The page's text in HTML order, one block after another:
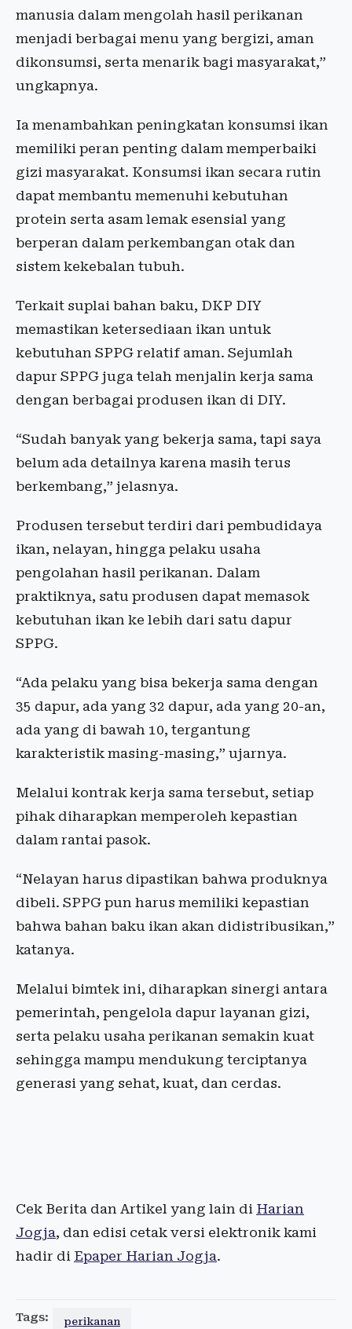
manusia dalam mengolah hasil perikanan
menjadi berbagai menu yang bergizi, aman
dikonsumsi, serta menarik bagi masyarakat,”
ungkapnya.
Ia menambahkan peningkatan konsumsi ikan
memiliki peran penting dalam memperbaiki
gizi masyarakat. Konsumsi ikan secara rutin
dapat membantu memenuhi kebutuhan
protein serta asam lemak esensial yang
berperan dalam perkembangan otak dan
sistem kekebalan tubuh.
Terkait suplai bahan baku, DKP DIY
memastikan ketersediaan ikan untuk
kebutuhan SPPG relatif aman. Sejumlah
dapur SPPG juga telah menjalin kerja sama
dengan berbagai produsen ikan di DIY.
“Sudah banyak yang bekerja sama, tapi saya
belum ada detailnya karena masih terus
berkembang,” jelasnya.
Produsen tersebut terdiri dari pembudidaya
ikan, nelayan, hingga pelaku usaha
pengolahan hasil perikanan. Dalam
praktiknya, satu produsen dapat memasok
kebutuhan ikan ke lebih dari satu dapur
SPPG.
“Ada pelaku yang bisa bekerja sama dengan
35 dapur, ada yang 32 dapur, ada yang 20-an,
ada yang di bawah 10, tergantung
karakteristik masing-masing,” ujarnya.
Melalui kontrak kerja sama tersebut, setiap
pihak diharapkan memperoleh kepastian
dalam rantai pasok.
“Nelayan harus dipastikan bahwa produknya
dibeli. SPPG pun harus memiliki kepastian
bahwa bahan baku ikan akan didistribusikan,”
katanya.
Melalui bimtek ini, diharapkan sinergi antara
pemerintah, pengelola dapur layanan gizi,
serta pelaku usaha perikanan semakin kuat
sehingga mampu mendukung terciptanya
generasi yang sehat, kuat, dan cerdas.
Cek Berita dan Artikel yang lain di Harian
Jogja, dan edisi cetak versi elektronik kami
hadir di Epaper Harian Jogja.
Tags: perikanan